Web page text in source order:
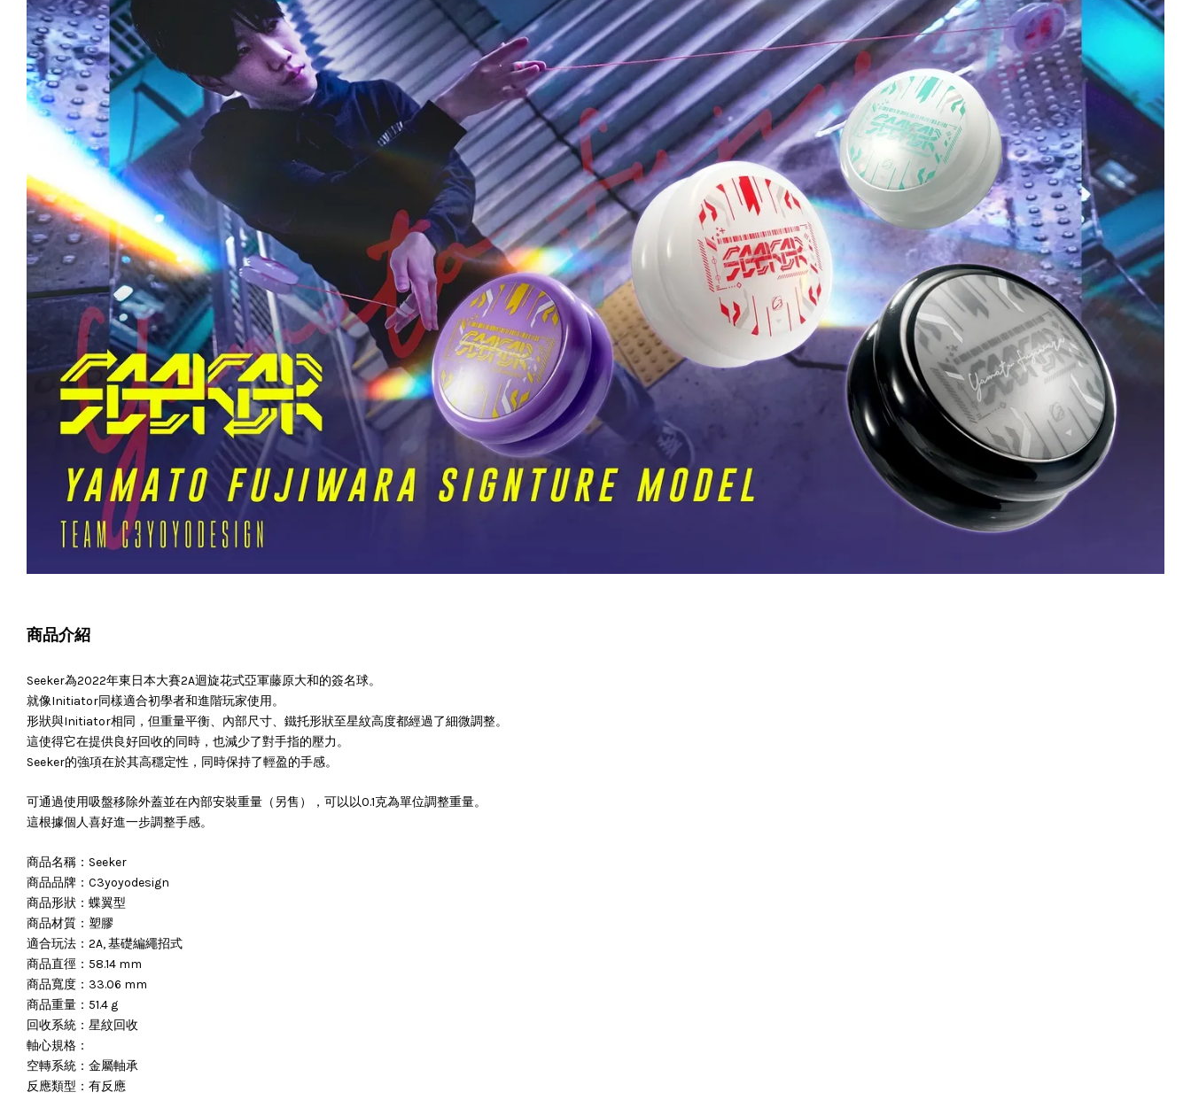
商品介紹
Seeker為2022年東日本大賽2A迴旋花式亞軍藤原大和的簽名球。
就像Initiator同樣適合初學者和進階玩家使用。
形狀與Initiator相同，但重量平衡、內部尺寸、鐵托形狀至星紋高度都經過了細微調整。
這使得它在提供良好回收的同時，也減少了對手指的壓力。
Seeker的強項在於其高穩定性，同時保持了輕盈的手感。
可通過使用吸盤移除外蓋並在內部安裝重量（另售），可以以0.1克為單位調整重量。
這根據個人喜好進一步調整手感。
商品名稱：Seeker
商品品牌：C3yoyodesign
商品形狀：蝶翼型
商品材質：塑膠
適合玩法：2A, 基礎編繩招式
商品直徑：58.14 mm
商品寬度：33.06 mm
商品重量：51.4 g
回收系統：星紋回收
軸心規格：
空轉系統：金屬軸承
反應類型：有反應